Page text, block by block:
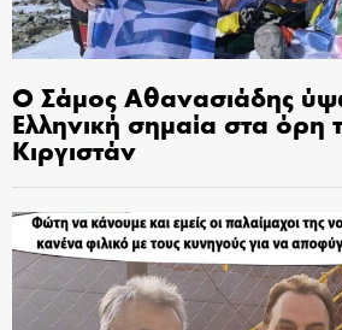
Ο Σάμος Αθανασιάδης
Ελληνική σημαία στα όρη
Κιργιστάν